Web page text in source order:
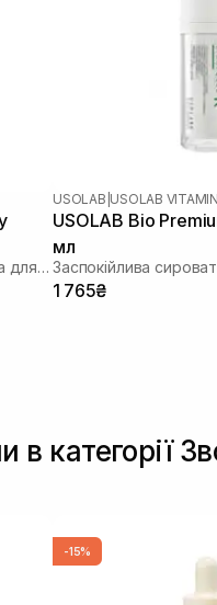
Відновлююча заспокійлива ампула для обличчя
USOLAB USOLAB
USOLAB Bio
мл
Заспокійлива
1 765₴
в категорії
-15%